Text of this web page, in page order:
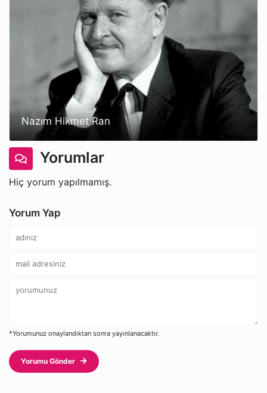
Nazım Hikmet Ran
Yorumlar
Hiç yorum yapılmamış.
Yorum Yap
*Yorumunuz onaylandıktan sonra yayınlanacaktır.
Yorumu Gönder